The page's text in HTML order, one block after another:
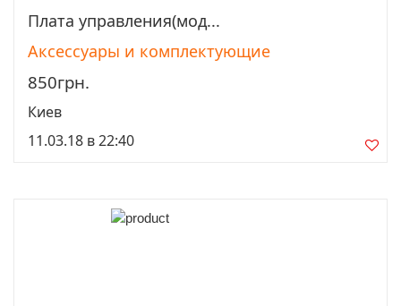
Просмотреть
Плата управления(мод...
Аксессуары и комплектующие
850грн.
Киев
11.03.18 в 22:40